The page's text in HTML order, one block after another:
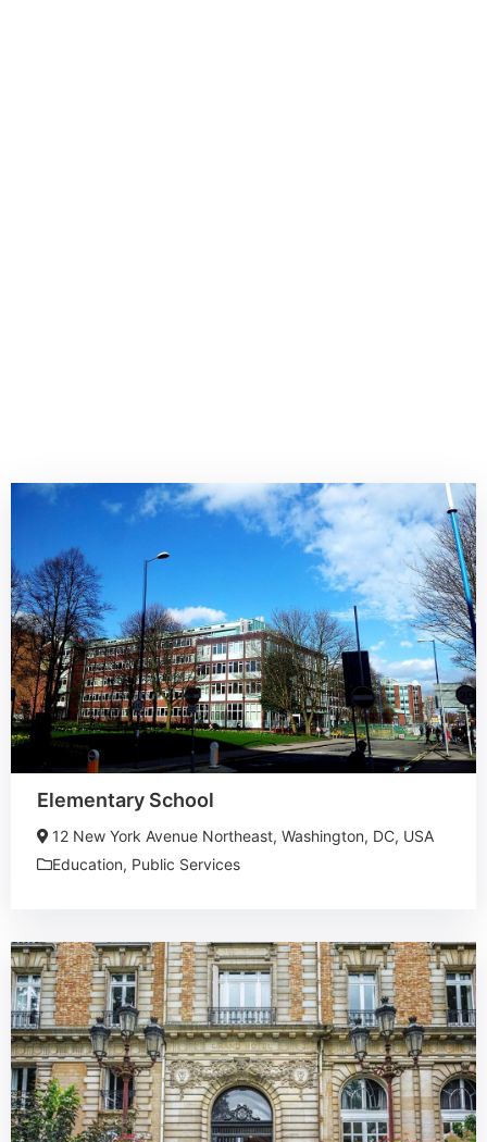
Elementary School
12 New York Avenue Northeast, Washington, DC, USA
Education, Public Services